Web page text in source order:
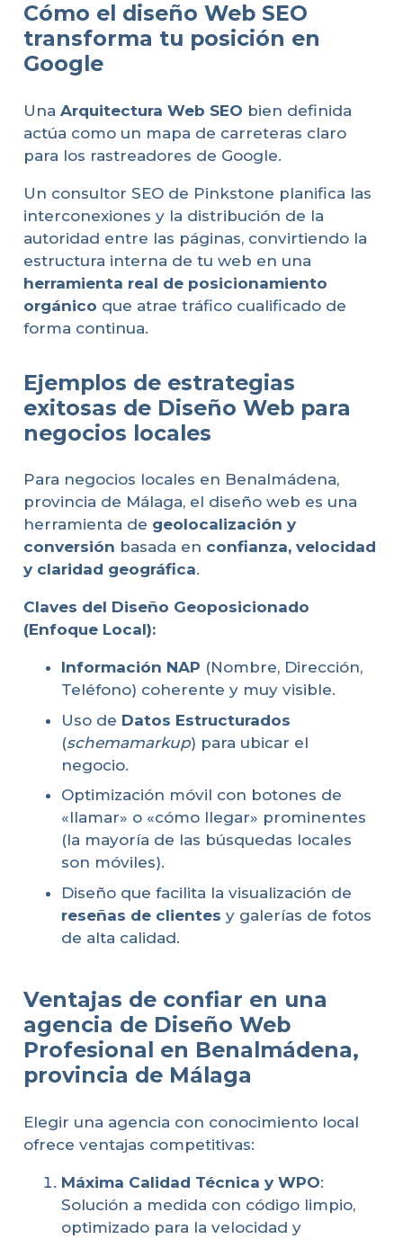
Cómo el diseño Web SEO
transforma tu posición en
Google
Una Arquitectura Web SEO bien definida
actúa como un mapa de carreteras claro
para los rastreadores de Google.
Un consultor SEO de Pinkstone planifica las
interconexiones y la distribución de la
autoridad entre las páginas, convirtiendo la
estructura interna de tu web en una
herramienta real de posicionamiento
orgánico que atrae tráfico cualificado de
forma continua.
Ejemplos de estrategias
exitosas de Diseño Web para
negocios locales
Para negocios locales en Benalmádena,
provincia de Málaga, el diseño web es una
herramienta de geolocalización y
conversión basada en confianza, velocidad
y claridad geográfica.
Claves del Diseño Geoposicionado
(Enfoque Local):
Información NAP (Nombre, Dirección,
Teléfono) coherente y muy visible.
Uso de Datos Estructurados
(schemamarkup) para ubicar el
negocio.
Optimización móvil con botones de
«llamar» o «cómo llegar» prominentes
(la mayoría de las búsquedas locales
son móviles).
Diseño que facilita la visualización de
reseñas de clientes y galerías de fotos
de alta calidad.
Ventajas de confiar en una
agencia de Diseño Web
Profesional en Benalmádena,
provincia de Málaga
Elegir una agencia con conocimiento local
ofrece ventajas competitivas:
Máxima Calidad Técnica y WPO:
Solución a medida con código limpio,
optimizado para la velocidad y